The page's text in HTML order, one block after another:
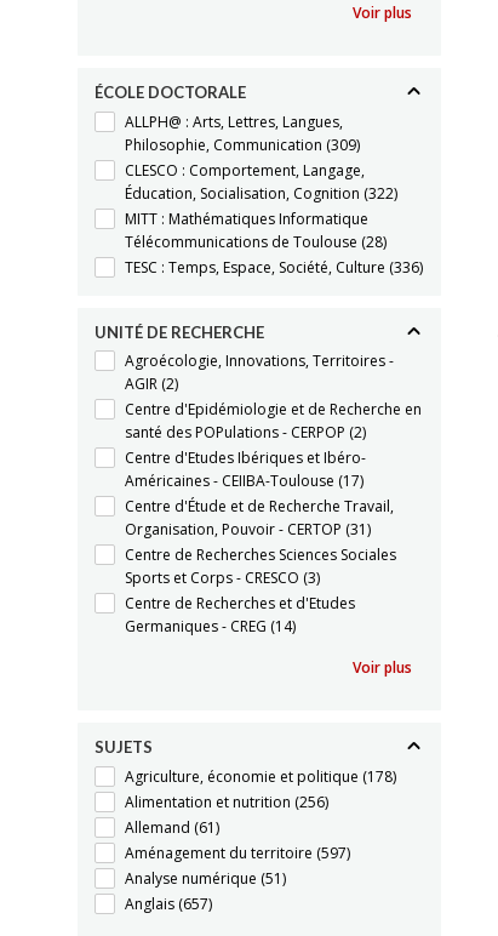
Voir plus
ÉCOLE DOCTORALE
ALLPH@ : Arts, Lettres, Langues,
Philosophie, Communication (309)
CLESCO : Comportement, Langage,
Éducation, Socialisation, Cognition (322)
MITT : Mathématiques Informatique
Télécommunications de Toulouse (28)
TESC : Temps, Espace, Société, Culture (336)
UNITÉ DE RECHERCHE
Agroécologie, Innovations, Territoires -
AGIR (2)
Centre d'Epidémiologie et de Recherche en
santé des POPulations - CERPOP (2)
Centre d'Etudes Ibériques et Ibéro-
Américaines - CEIIBA-Toulouse (17)
Centre d'Étude et de Recherche Travail,
Organisation, Pouvoir - CERTOP (31)
Centre de Recherches Sciences Sociales
Sports et Corps - CRESCO (3)
Centre de Recherches et d'Etudes
Germaniques - CREG (14)
Voir plus
SUJETS
Agriculture, économie et politique (178)
Alimentation et nutrition (256)
Allemand (61)
Aménagement du territoire (597)
Analyse numérique (51)
Anglais (657)